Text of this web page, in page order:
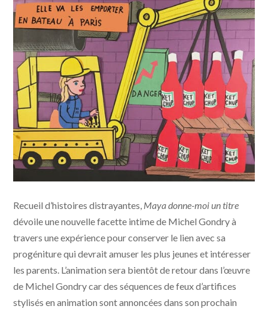
Jokers
Recueil d’histoires distrayantes, Maya donne-moi un titre
dévoile une nouvelle facette intime de Michel Gondry à
travers une expérience pour conserver le lien avec sa
progéniture qui devrait amuser les plus jeunes et intéresser
les parents. L’animation sera bientôt de retour dans l’œuvre
de Michel Gondry car des séquences de feux d’artifices
stylisés en animation sont annoncées dans son prochain